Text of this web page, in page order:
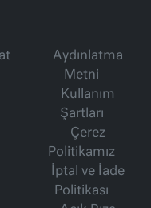
Aydınlatma
Metni
Kullanım
Şartları
Çerez
Politikamız
İptal ve İade
Politikası